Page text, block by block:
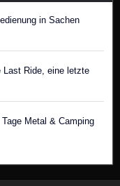
in Sachen
Last Ride, eine letzte
Metal & Camping